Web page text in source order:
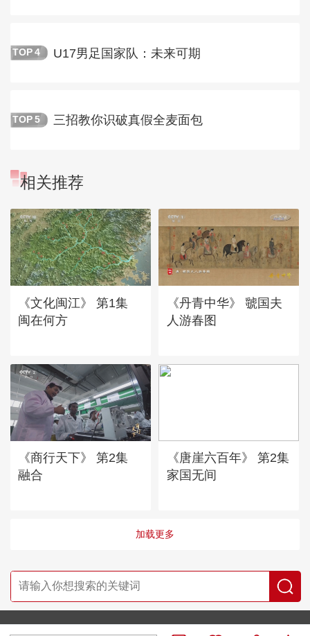
TOP 4 U17男足国家队：未来可期
TOP 5 三招教你识破真假全麦面包
相关推荐
《文化闽江》 第1集
闽在何方
《丹青中华》 虢国夫
人游春图
《商行天下》 第2集
融合
《唐崖六百年》 第2集
家国无间
加载更多
央视网首页 | 央视节目官网首页